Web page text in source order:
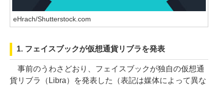
eHrach/Shutterstock.com
1. フェイスブックが仮想通貨リブラを発表
事前のうわさどおり、フェイスブックが独自の仮想通
貨リブラ（Libra）を発表した（表記は媒体によって異な